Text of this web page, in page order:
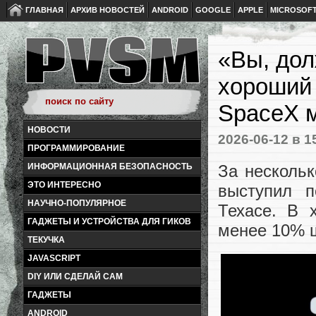
ГЛАВНАЯ АРХИВ НОВОСТЕЙ ANDROID GOOGLE APPLE
НОВОСТИ
ПРОГРАММИРОВАНИЕ
ИНФОРМАЦИОННАЯ БЕЗОПАСНОСТЬ
ЭТО ИНТЕРЕСНО
НАУЧНО-ПОПУЛЯРНОЕ
ГАДЖЕТЫ И УСТРОЙСТВА ДЛЯ ГИКОВ
ТЕКУЧКА
JAVASCRIPT
DIY ИЛИ СДЕЛАЙ САМ
ГАДЖЕТЫ
ANDROID
«Вы,
хороший
SpaceX
2026-06-12 в
За
выступил
Техасе. В
менее 10%